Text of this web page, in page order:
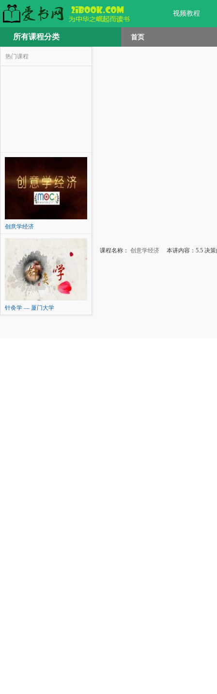
视频教程
所有课程分类 首页
热门课程
创意学经济
针灸学 — 厦门大学
课程名称： 创意学经济 本讲内容：5.5 决策